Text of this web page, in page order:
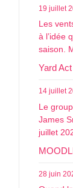
19 juillet
Les
à l’idée
saison.
Yard
14 juillet
Le
James
juillet
28 juin